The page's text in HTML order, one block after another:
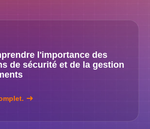
l'importance des
de sécurité et de la gestion